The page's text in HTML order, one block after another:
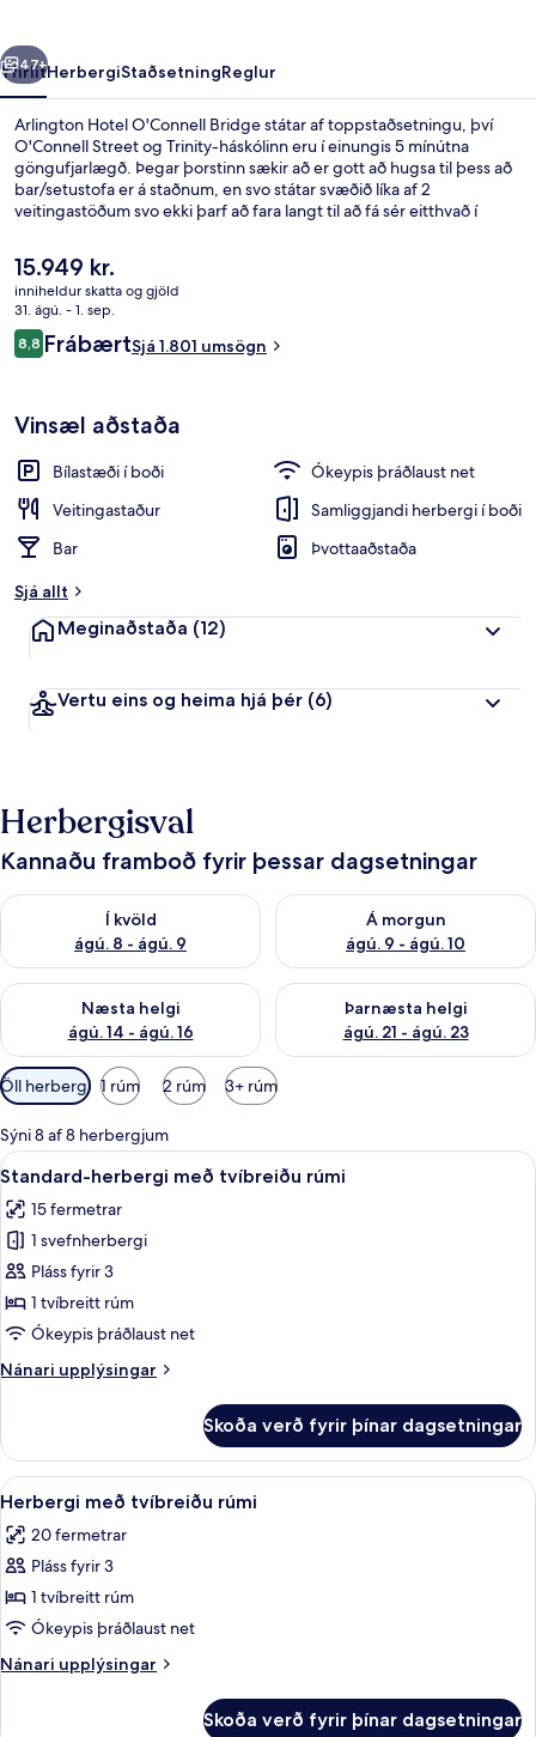
Næsta
47+
YfirlitHerbergiStaðsetningReglur
Arlington Hotel O'Connell Bridge státar af toppstaðsetningu, því
O'Connell Street og Trinity-háskólinn eru í einungis 5 mínútna
göngufjarlægð. Þegar þorstinn sækir að er gott að hugsa til þess að
bar/setustofa er á staðnum, en svo státar svæðið líka af 2
veitingastöðum svo ekki þarf að fara langt til að fá sér eitthvað í
þeirra hápunkta sem eru í boði. Hjálpsamt starfsfólk og
veitingastaðurinn eru meðal helstu kosta gististaðarins að mati
ferðamanna sem hafa heimsótt hann. Það er ekki langt að fara til að
komast í almenningssamgöngur: Westmoreland-
sporvagnastoppistöðin er í 3 mínútna göngufjarlægð og O'Connell -
GPO-sporvagnastoppistöðin í 3 mínútna.
Núverandi
verð
er
15.949 kr.
15.949 kr.
inniheldur skatta og gjöld
31. ágú. - 1. sep.
Umsagnir
8,88,8 af 10
FrábærtSjá 1.801 umsögn
Vinsæl aðstaða
Bílastæði í boði
Ókeypis þráðlaust net
Veitingastaður
Samliggjandi herbergi í boði
Bar
Þvottaaðstaða
Sjá allt
Meginaðstaða (12)
Vertu eins og heima hjá þér (6)
Herbergisval
Kannaðu framboð fyrir þessar dagsetningar
Í kvöld
ágú. 8 - ágú. 9
Athuga framboð í kvöld ágú. 8 - ágú. 9
Á morgun
ágú. 9 - ágú. 10
Athuga framboð á morgun
Næsta helgi
ágú. 14 - ágú. 16
Athuga framboð næstu helgi ágú. 14 - ágú. 16
Þarnæsta helgi
ágú. 21 - ágú. 23
Athuga framboð þarnæstu
Síur
í
boði
fyrir
herbergi
Öll herbergi 1 rúm 2 rúm 3+ rúm
Sýni 8 af 8 herbergjum
Skoða
allar
myndir
fyrir
Standard-
herbergi
með
rúmi
Öryggishólf í herbergi, skrifborð,
4
Standard-herbergi með tvíbreiðu rúmi
15 fermetrar
1 svefnherbergi
Pláss fyrir 3
1 tvíbreitt rúm
Ókeypis þráðlaust net
Nánari upplýsingar
Nánari
herbergi
með
tvíbreiðu
Skoða verð fyrir þínar dagsetningar
Skoða
allar
myndir
fyrir
Herbergi
með
tvíbreiðu
rúmi
Herbergi með tvíbreiðu rúmi |
5
Herbergi með tvíbreiðu rúmi
20 fermetrar
Pláss fyrir 3
1 tvíbreitt rúm
Ókeypis þráðlaust net
Nánari upplýsingar
Nánari
Skoða verð fyrir þínar dagsetningar